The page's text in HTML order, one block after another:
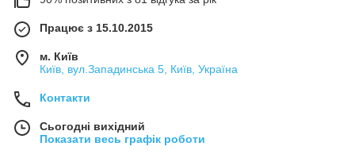
Працює з 15.10.2015
м. Київ
Київ, вул.Западинська 5, Київ, Україна
Контакти
Сьогодні вихідний
Показати весь графік роботи